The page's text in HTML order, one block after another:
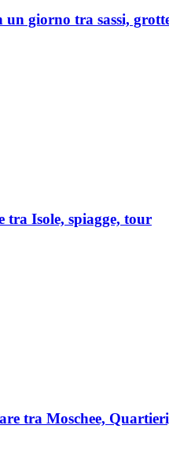
giorno tra sassi,
tra Isole, spiagge, tour
tra Moschee,